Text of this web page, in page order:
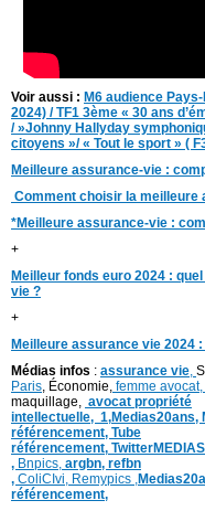
Voir aussi : M6 audience
2024) / TF1 3ème « 30 ans
/ »Johnny Hallyday
citoyens »/ « Tout le sport » (
Meilleure assurance-vie :
Comment choisir la meilleure
*Meilleure assurance-vie :
+
Meilleur fonds euro 2024 :
vie ?
+
Meilleure assurance vie 2024
Médias infos : assurance vie
Paris , Économie, femme avocat,
maquillage,
avocat propriété
intellectuelle, 1,Medias20ans,
référencement, Tube
référencement,
, Bnpics, argbn, refbn
, ColiCIvi, Remypics
référencement,